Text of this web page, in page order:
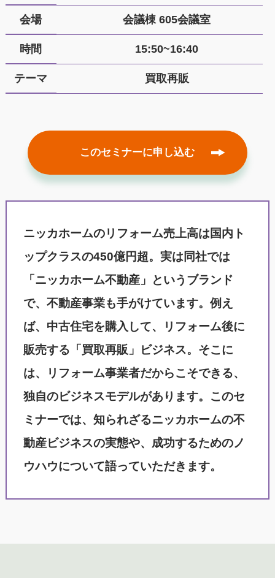
会場 会議棟 605会議室
時間 15:50~16:40
テーマ 買取再販
このセミナーに申し込む
ニッカホームのリフォーム売上高は国内ト
ップクラスの450億円超。実は同社では
「ニッカホーム不動産」というブランド
で、不動産事業も手がけています。例え
ば、中古住宅を購入して、リフォーム後に
販売する「買取再販」ビジネス。そこに
は、リフォーム事業者だからこそできる、
独自のビジネスモデルがあります。このセ
ミナーでは、知られざるニッカホームの不
動産ビジネスの実態や、成功するためのノ
ウハウについて語っていただきます。